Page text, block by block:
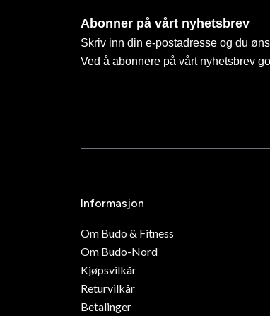
Abonner på vårt nyhetsbrev
Skriv inn din e-postadresse og du
Ved å abonnere på vårt nyhetsbrev
Informasjon
Om Budo & Fitness
Om Budo-Nord
Kjøpsvilkår
Returvilkår
Betalinger